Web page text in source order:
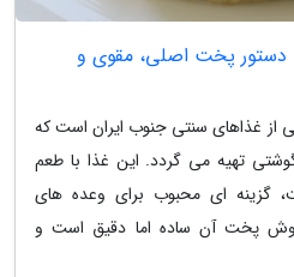
دستور پخت اصلی، مقوی و
از غذاهای سنتی جنوب ایران است که
تهیه می گردد. این غذا با طعم
ای محبوب برای وعده های
پخت آن ساده اما دقیق است و